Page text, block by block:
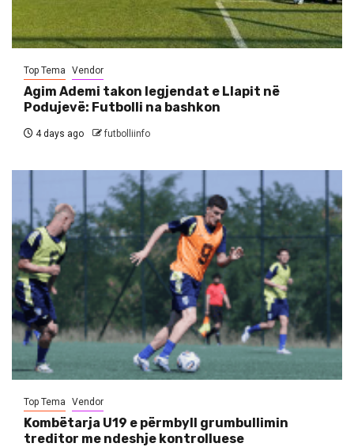
Top Tema Vendor
Agim Ademi takon legjendat e Llapit në
Podujevë: Futbolli na bashkon
4 days ago futbolliinfo
Top Tema Vendor
Kombëtarja U19 e përmbyll grumbullimin
treditor me ndeshje kontrolluese